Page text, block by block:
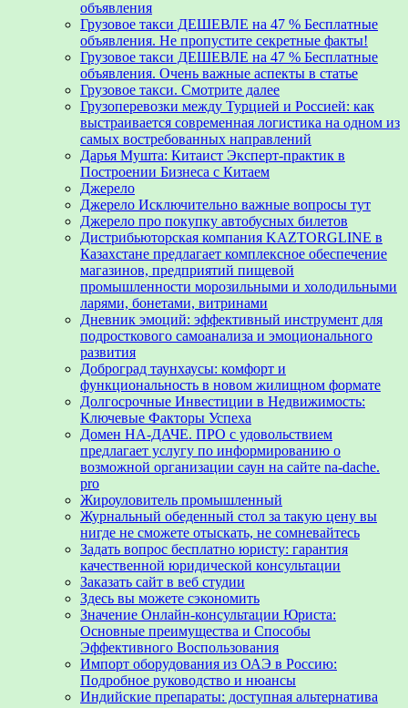
объявления
Грузовое такси ДЕШЕВЛЕ на 47 % Бесплатные
объявления. Не пропустите секретные факты!
Грузовое такси ДЕШЕВЛЕ на 47 % Бесплатные
объявления. Очень важные аспекты в статье
Грузовое такси. Смотрите далее
Грузоперевозки между Турцией и Россией: как
выстраивается современная логистика на одном из
самых востребованных направлений
Дарья Мушта: Китаист Эксперт-практик в
Построении Бизнеса с Китаем
Джерело
Джерело Исключительно важные вопросы тут
Джерело про покупку автобусных билетов
Дистрибьюторская компания KAZTORGLINE в
Казахстане предлагает комплексное обеспечение
магазинов, предприятий пищевой
промышленности морозильными и холодильными
ларями, бонетами, витринами
Дневник эмоций: эффективный инструмент для
подросткового самоанализа и эмоционального
развития
Доброград таунхаусы: комфорт и
функциональность в новом жилищном формате
Долгосрочные Инвестиции в Недвижимость:
Ключевые Факторы Успеха
Домен НА-ДАЧЕ. ПРО с удовольствием
предлагает услугу по информированию о
возможной организации саун на сайте na-dache.
pro
Жироуловитель промышленный
Журнальный обеденный стол за такую цену вы
нигде не сможете отыскать, не сомневайтесь
Задать вопрос бесплатно юристу: гарантия
качественной юридической консультации
Заказать сайт в веб студии
Здесь вы можете сэкономить
Значение Онлайн-консультации Юриста:
Основные преимущества и Способы
Эффективного Воспользования
Импорт оборудования из ОАЭ в Россию:
Подробное руководство и нюансы
Индийские препараты: доступная альтернатива